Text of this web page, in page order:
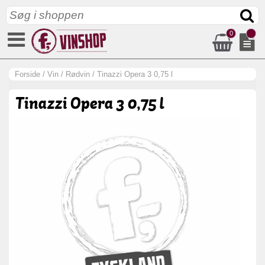
0
Forside / Vin / Rødvin / Tinazzi Opera 3 0,75 l
Tinazzi Opera 3 0,75 l